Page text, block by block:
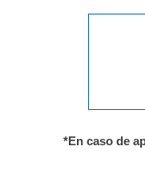
*En caso de